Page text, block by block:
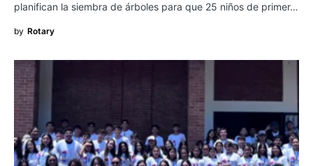
planifican la siembra de árboles para que 25 niños de primer…
by Rotary